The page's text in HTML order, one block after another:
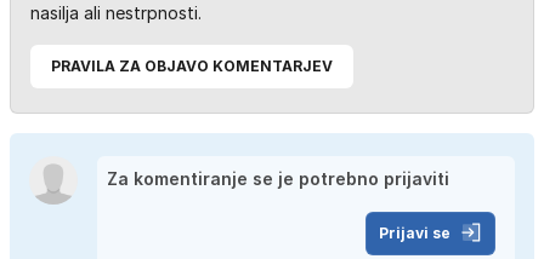
nasilja ali nestrpnosti.
PRAVILA ZA OBJAVO KOMENTARJEV
Prijavi se